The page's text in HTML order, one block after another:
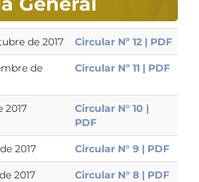
de 2017 Circular Nº 12 | PDF
de
Circular Nº 11 | PDF
2017
Circular N° 10 |
PDF
2017 Circular N° 9 | PDF
2017 Circular N° 8 | PDF